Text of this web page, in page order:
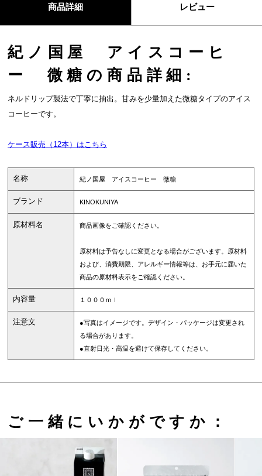
商品詳細 レビュー
紀ノ国屋 アイスコーヒ
ー 微糖の商品詳細:
ネルドリップ製法で丁寧に抽出。甘みを少量加えた微糖タイプのアイス
コーヒーです。
ケース販売（12本）はこちら
名称 紀ノ国屋 アイスコーヒー 微糖
ブランド KINOKUNIYA
原材料名 商品画像をご確認ください。
原材料は予告なしに変更となる場合がございます。原材料
および、消費期限、アレルギー情報等は、お手元に届いた
商品の原材料表示をご確認ください。
内容量 １０００ｍｌ
注意文
●写真はイメージです。デザイン・パッケージは変更され
る場合があります。
●直射日光・高温を避けて保存してください。
ご一緒にいかがですか：